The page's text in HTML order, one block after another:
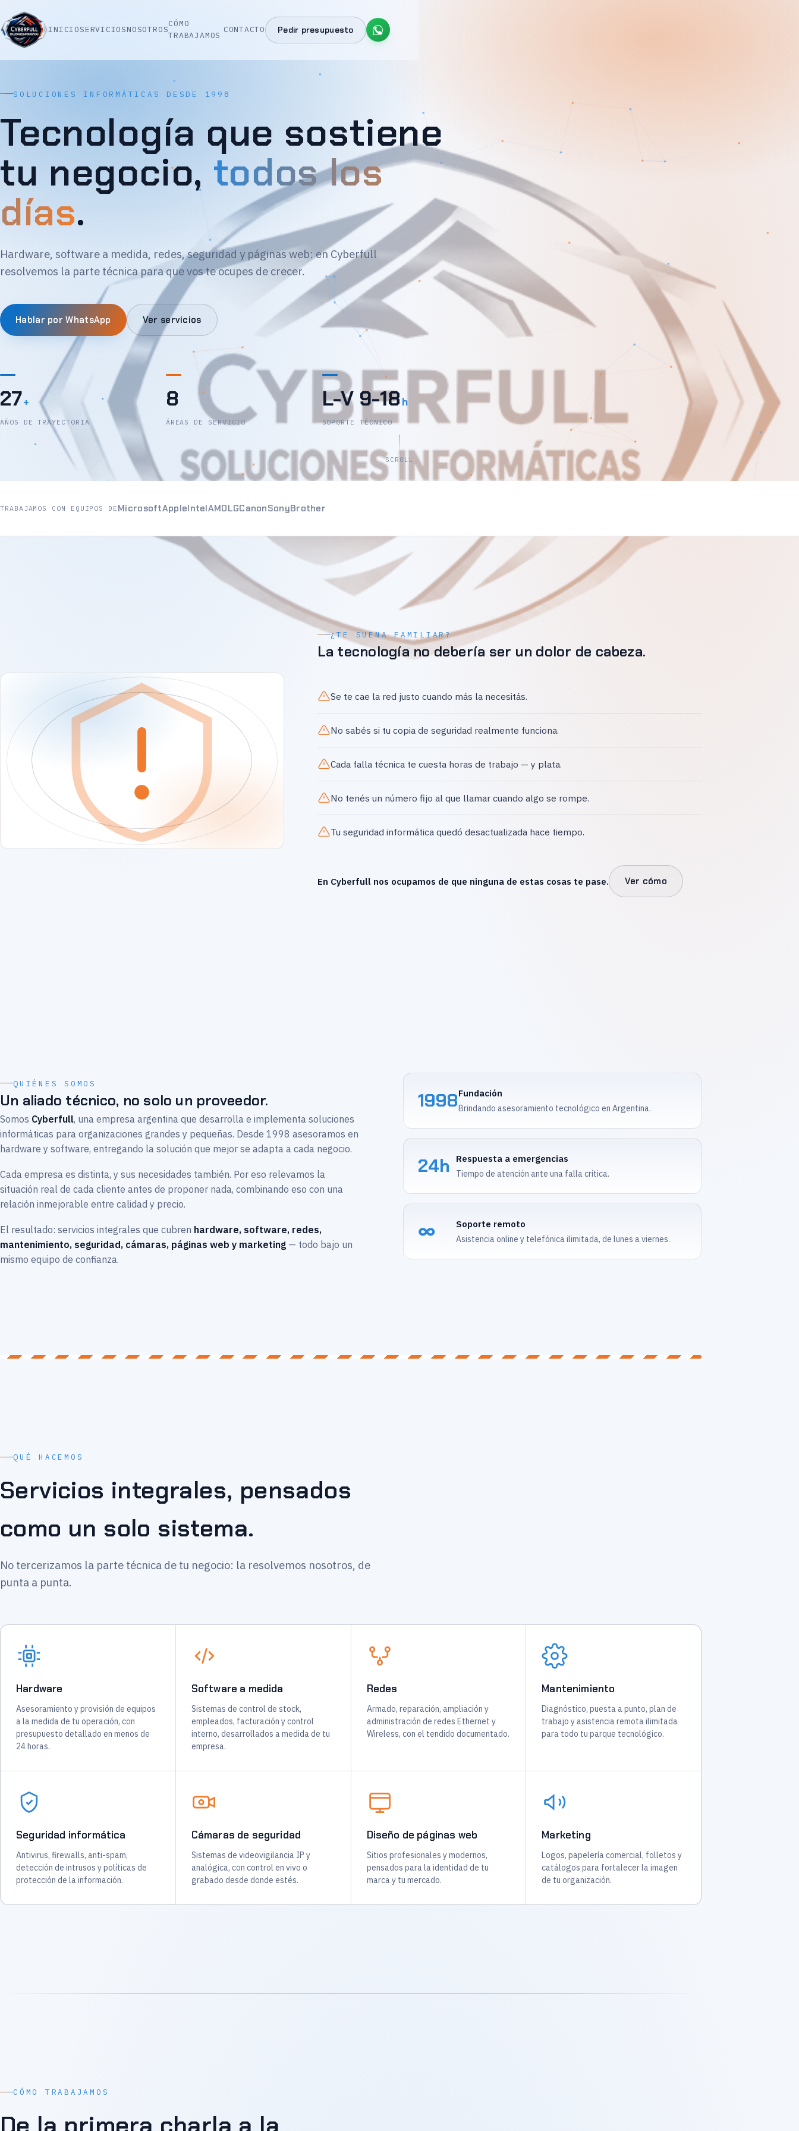
INICIOSERVICIOSNOSOTROS
CÓMO
TRABAJAMOS
CONTACTO Pedir presupuesto
SOLUCIONES INFORMÁTICAS DESDE 1998
Tecnología que sostiene
tu negocio, todos los
días.
Hardware, software a medida, redes, seguridad y páginas web: en Cyberfull
resolvemos la parte técnica para que vos te ocupes de crecer.
Hablar por WhatsApp Ver servicios
27+
AÑOS DE TRAYECTORIA
8
ÁREAS DE SERVICIO
L-V 9-18 h
SOPORTE TÉCNICO
SCROLL
TRABAJAMOS CON EQUIPOS DE MicrosoftAppleIntelAMDLGCanonSonyBrother
¿TE SUENA FAMILIAR?
La tecnología no debería ser un dolor de cabeza.
Se te cae la red justo cuando más la necesitás.
No sabés si tu copia de seguridad realmente funciona.
Cada falla técnica te cuesta horas de trabajo — y plata.
No tenés un número fijo al que llamar cuando algo se rompe.
Tu seguridad informática quedó desactualizada hace tiempo.
En Cyberfull nos ocupamos de que ninguna de estas cosas te pase. Ver cómo
QUIÉNES SOMOS
Un aliado técnico, no solo un proveedor.
Somos Cyberfull, una empresa argentina que desarrolla e implementa soluciones
informáticas para organizaciones grandes y pequeñas. Desde 1998 asesoramos en
hardware y software, entregando la solución que mejor se adapta a cada negocio.
Cada empresa es distinta, y sus necesidades también. Por eso relevamos la
situación real de cada cliente antes de proponer nada, combinando eso con una
relación inmejorable entre calidad y precio.
El resultado: servicios integrales que cubren hardware, software, redes,
mantenimiento, seguridad, cámaras, páginas web y marketing — todo bajo un
mismo equipo de confianza.
1998Fundación
Brindando asesoramiento tecnológico en Argentina.
24h Respuesta a emergencias
Tiempo de atención ante una falla crítica.
∞ Soporte remoto
Asistencia online y telefónica ilimitada, de lunes a viernes.
QUÉ HACEMOS
Servicios integrales, pensados
como un solo sistema.
No tercerizamos la parte técnica de tu negocio: la resolvemos nosotros, de
punta a punta.
Hardware
Asesoramiento y provisión de equipos
a la medida de tu operación, con
presupuesto detallado en menos de
24 horas.
Software a medida
Sistemas de control de stock,
empleados, facturación y control
interno, desarrollados a medida de tu
empresa.
Redes
Armado, reparación, ampliación y
administración de redes Ethernet y
Wireless, con el tendido documentado.
Mantenimiento
Diagnóstico, puesta a punto, plan de
trabajo y asistencia remota ilimitada
para todo tu parque tecnológico.
Seguridad informática
Antivirus, firewalls, anti-spam,
detección de intrusos y políticas de
protección de la información.
Cámaras de seguridad
Sistemas de videovigilancia IP y
analógica, con control en vivo o
grabado desde donde estés.
Diseño de páginas web
Sitios profesionales y modernos,
pensados para la identidad de tu
marca y tu mercado.
Marketing
Logos, papelería comercial, folletos y
catálogos para fortalecer la imagen
de tu organización.
CÓMO TRABAJAMOS